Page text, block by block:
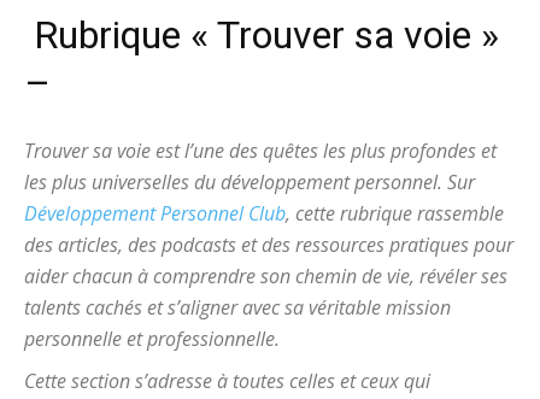
Rubrique « Trouver sa voie »
–
Trouver sa voie est l’une des quêtes les plus profondes et
les plus universelles du développement personnel. Sur
Développement Personnel Club, cette rubrique rassemble
des articles, des podcasts et des ressources pratiques pour
aider chacun à comprendre son chemin de vie, révéler ses
talents cachés et s’aligner avec sa véritable mission
personnelle et professionnelle.
Cette section s’adresse à toutes celles et ceux qui